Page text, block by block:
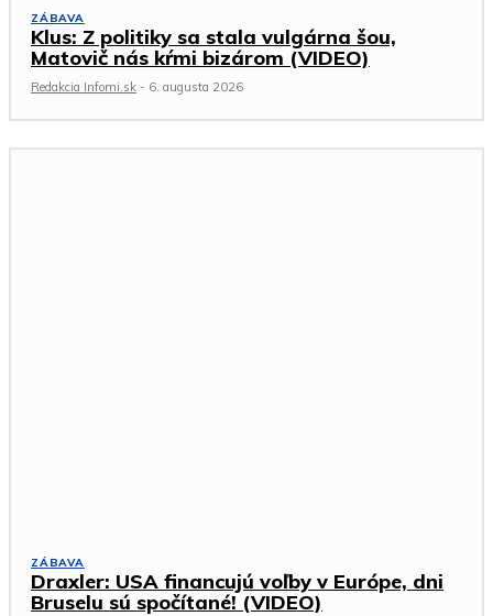
ZÁBAVA
Klus: Z politiky sa stala vulgárna šou,
Matovič nás kŕmi bizárom (VIDEO)
Redakcia Infomi.sk - 6. augusta 2026
ZÁBAVA
Draxler: USA financujú voľby v Európe, dni
Bruselu sú spočítané! (VIDEO)